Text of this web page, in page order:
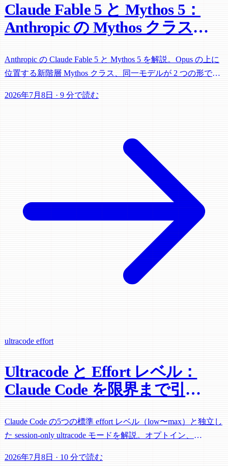
Claude Fable 5 と Mythos 5：
Anthropic の Mythos クラス階
Anthropic の Claude Fable 5 と Mythos 5 を解説。Opus の上に
位置する新階層 Mythos クラス、同一モデルが 2 つの形で提
2026年7月8日 · 9 分で読む
ultracode effort
Ultracode と Effort レベル：
Claude Code を限界まで引き
Claude Code の5つの標準 effort レベル（low〜max）と独立し
た session-only ultracode モードを解説。オプトイン、
2026年7月8日 · 10 分で読む